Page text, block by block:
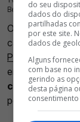
Benfica para reforçar
O Benfica
campo para a
Palhinha se
encarnada já
cima da mesa
pelo Mali que
do seu
dados do
partilhadas
por este site.
dados de
Alguns
com base no
gerindo as
desta página